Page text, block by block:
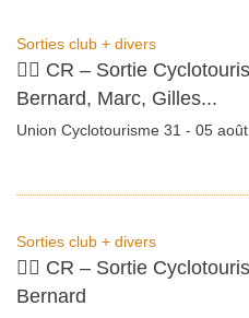
Sorties club + divers
🚴‍♂️ CR – Sortie
Bernard, Marc, Gilles...
Union Cyclotourisme 31 - 05
Sorties club + divers
🚴‍♂️ CR – Sortie
Bernard